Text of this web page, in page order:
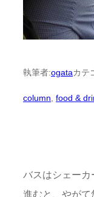
執筆者:ogataカテ
column food &
バスはシェーカ
進むと、やが